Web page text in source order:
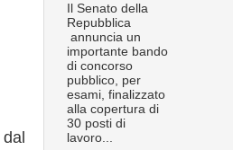
Il Senato della
Repubblica
annuncia un
importante bando
di concorso
pubblico, per
esami, finalizzato
alla copertura di
30 posti di
lavoro...